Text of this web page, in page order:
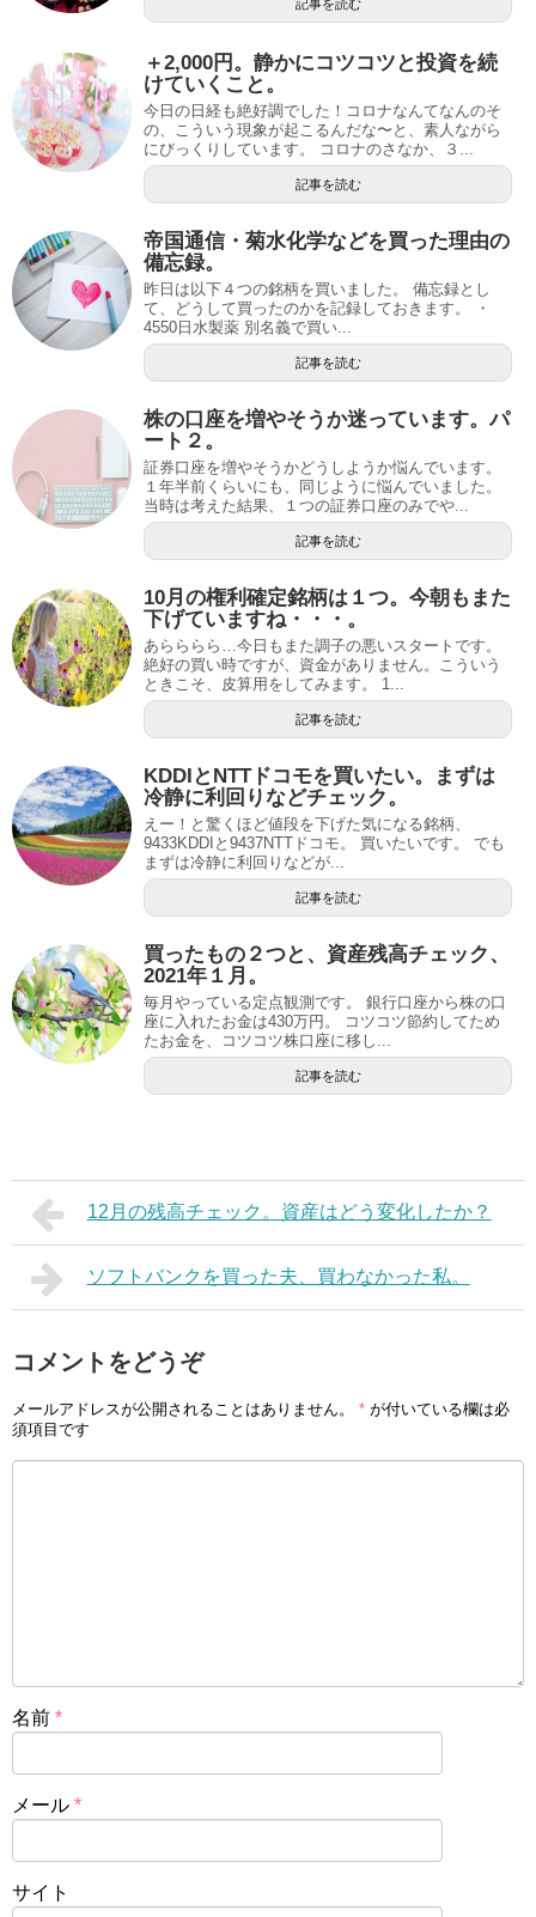
記事を読む
＋2,000円。静かにコツコツと投資を続
けていくこと。
今日の日経も絶好調でした！コロナなんてなんのそ
の、こういう現象が起こるんだな〜と、素人ながら
にびっくりしています。 コロナのさなか、３...
記事を読む
帝国通信・菊水化学などを買った理由の
備忘録。
昨日は以下４つの銘柄を買いました。 備忘録とし
て、どうして買ったのかを記録しておきます。 ・
4550日水製薬 別名義で買い...
記事を読む
株の口座を増やそうか迷っています。パ
ート２。
証券口座を増やそうかどうしようか悩んでいます。
１年半前くらいにも、同じように悩んでいました。
当時は考えた結果、１つの証券口座のみでや...
記事を読む
10月の権利確定銘柄は１つ。今朝もまた
下げていますね・・・。
あらららら…今日もまた調子の悪いスタートです。
絶好の買い時ですが、資金がありません。こういう
ときこそ、皮算用をしてみます。 1...
記事を読む
KDDIとNTTドコモを買いたい。まずは
冷静に利回りなどチェック。
えー！と驚くほど値段を下げた気になる銘柄、
9433KDDIと9437NTTドコモ。 買いたいです。 でも
まずは冷静に利回りなどが...
記事を読む
買ったもの２つと、資産残高チェック、
2021年１月。
毎月やっている定点観測です。 銀行口座から株の口
座に入れたお金は430万円。 コツコツ節約してため
たお金を、コツコツ株口座に移し...
記事を読む
12月の残高チェック。資産はどう変化したか？
ソフトバンクを買った夫、買わなかった私。
コメントをどうぞ
メールアドレスが公開されることはありません。 * が付いている欄は必
須項目です
名前 *
メール *
サイト